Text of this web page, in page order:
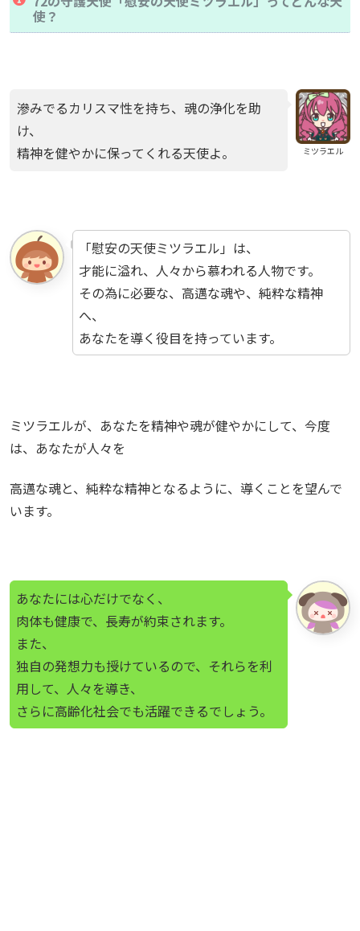
使？
ミツラエル
滲みでるカリスマ性を持ち、魂の浄化を助
け、
精神を健やかに保ってくれる天使よ。
「慰安の天使ミツラエル」は、
才能に溢れ、人々から慕われる人物です。
その為に必要な、高邁な魂や、純粋な精神
へ、
あなたを導く役目を持っています。
ミツラエルが、あなたを精神や魂が健やかにして、今度
は、あなたが人々を
高邁な魂と、純粋な精神となるように、導くことを望んで
います。
あなたには心だけでなく、
肉体も健康で、長寿が約束されます。
また、
独自の発想力も授けているので、それらを利
用して、人々を導き、
さらに高齢化社会でも活躍できるでしょう。